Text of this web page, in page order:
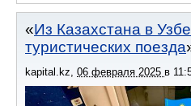
Из Казахстана в
туристических поезда
kapital.kz 06 февраля 2025 в